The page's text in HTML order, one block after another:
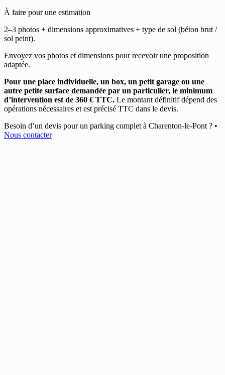
À faire pour une estimation
2–3 photos + dimensions approximatives + type de sol (béton brut /
sol peint).
Envoyez vos photos et dimensions pour recevoir une proposition
adaptée.
Pour une place individuelle, un box, un petit garage ou une
autre petite surface demandée par un particulier, le minimum
d’intervention est de 360 € TTC. Le montant définitif dépend des
opérations nécessaires et est précisé TTC dans le devis.
Besoin d’un devis pour un parking complet à Charenton-le-Pont ? •
Nous contacter